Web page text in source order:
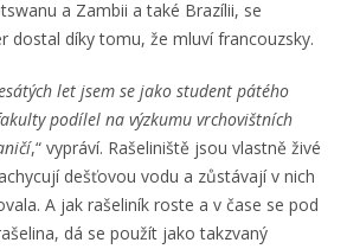
a Zambii a také Brazílii, se
dostal díky tomu, že mluví francouzsky.
let jsem se jako student pátého
podílel na výzkumu vrchovištních
,“ vypráví. Rašeliniště jsou vlastně živé
dešťovou vodu a zůstávají v nich
A jak rašeliník roste a v čase se pod
dá se použít jako takzvaný